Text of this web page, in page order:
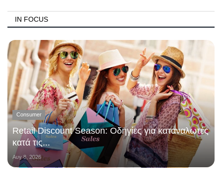
IN FOCUS
Consumer
Retail Discount Season: Οδηγίες για καταναλωτές
κατά τις...
Αυγ 8, 2026